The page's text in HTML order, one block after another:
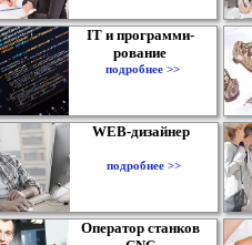
IT и программи-
рование
подробнее >>
WEB-дизайнер
подробнее >>
Оператор станков